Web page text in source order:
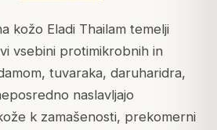
kožo Eladi Thailam temelji
vsebini protimikrobnih in
tuvaraka, daruharidra,
naslavljajo
k zamašenosti, prekomerni